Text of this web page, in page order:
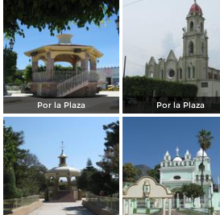
Por la Plaza Por la Plaza